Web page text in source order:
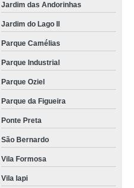
Jardim das Andorinhas
Jardim do Lago II
Parque Camélias
Parque Industrial
Parque Oziel
Parque da Figueira
Ponte Preta
São Bernardo
Vila Formosa
Vila Iapi